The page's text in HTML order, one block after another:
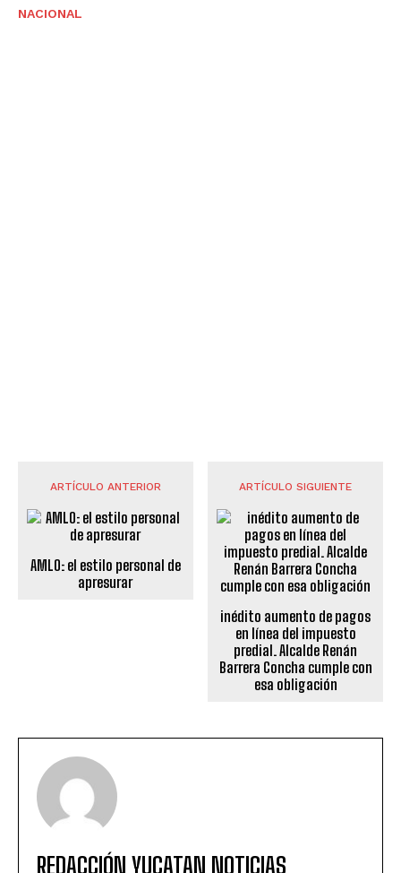
NACIONAL
ARTÍCULO ANTERIOR
AMLO: el estilo personal de
apresurar
ARTÍCULO SIGUIENTE
inédito aumento de pagos
en línea del impuesto
predial. Alcalde Renán
Barrera Concha cumple con
esa obligación
REDACCIÓN YUCATAN NOTICIAS